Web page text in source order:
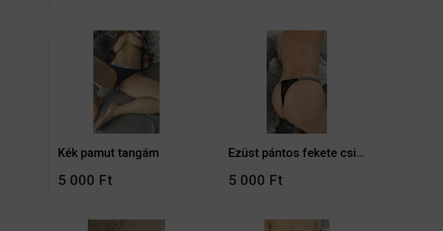
Kék pamut tangám
5 000 Ft
Ezüst pántos fekete csipke tangám
5 000 Ft